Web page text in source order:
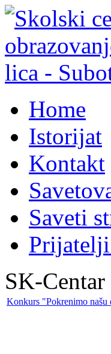
Home
Istorijat
Kontakt
Saveti
SK-Centar
Konkurs "Pokrenimo našu